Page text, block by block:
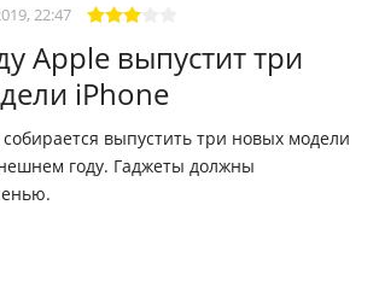
22:47
Apple выпустит три
iPhone
выпустить три новых модели
году. Гаджеты должны